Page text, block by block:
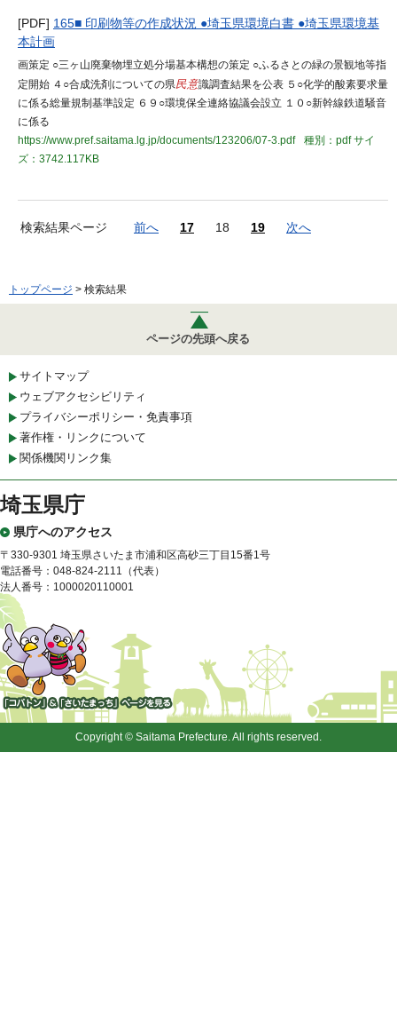
[PDF] 165■ 印刷物等の作成状況 ●埼玉県環境白書 ●埼玉県環境基
本計画
画策定 ○三ヶ山廃棄物埋立処分場基本構想の策定 ○ふるさとの緑の景観地等指
定開始 ４○合成洗剤についての県民意識調査結果を公表 ５○化学的酸素要求量
に係る総量規制基準設定 ６９○環境保全連絡協議会設立 １０○新幹線鉄道騒音
に係る
https://www.pref.saitama.lg.jp/documents/123206/07-3.pdf
種別：pdfサイ
ズ：3742.117KB
検索結果ページ 前へ 17 18 19 次へ
トップページ > 検索結果
ページの先頭へ戻る
サイトマップ
ウェブアクセシビリティ
プライバシーポリシー・免責事項
著作権・リンクについて
関係機関リンク集
埼玉県庁
県庁へのアクセス
〒330-9301 埼玉県さいたま市浦和区高砂三丁目15番1号
電話番号：048-824-2111（代表）
法人番号：1000020110001
「コバトン」&「さいたまっ
Copyright © Saitama Prefecture. All rights reserved.